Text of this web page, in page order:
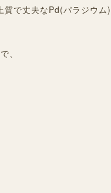
質で丈夫なPd(パラジウム)
、